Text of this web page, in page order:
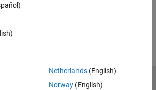
Netherlands(English)
Norway(English)
Informativa sulla privacy